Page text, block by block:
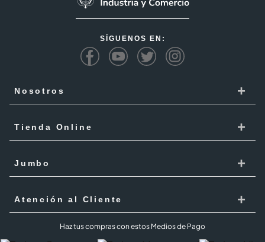
SÍGUENOS EN:
Nosotros +
Responsabilidad Social
Trabaja con Nosotros
Código de ética
Tienda Online +
Cómo comprar
Mis Pedidos
Términos y Condiciones Jumbo al 100 agosto 2026
Jumbo +
Tarjeta Cencosud
Atención al Cliente +
Haz tus compras con estos Medios de Pago